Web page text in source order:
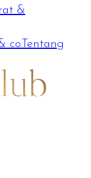
&
co.Tentang